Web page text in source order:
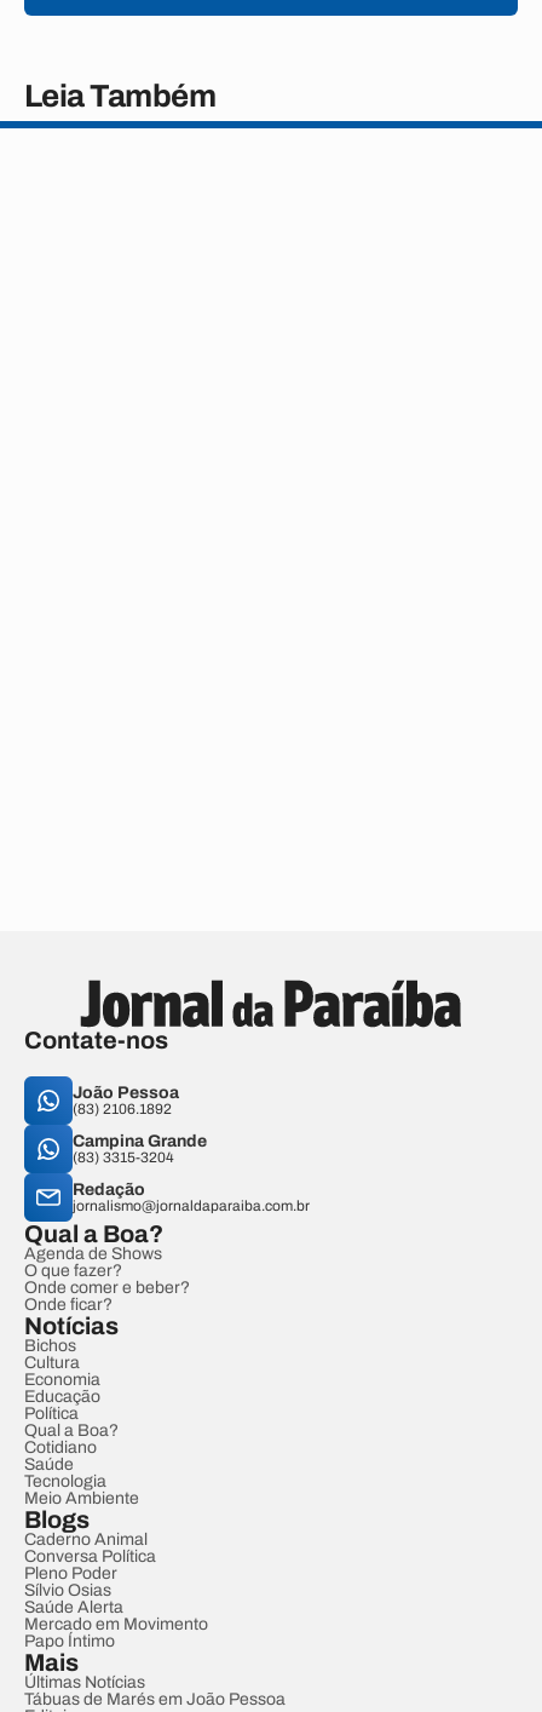
Leia Também
Contate-nos
João Pessoa
(83) 2106.1892
Campina Grande
(83) 3315-3204
Redação
jornalismo@jornaldaparaiba.com.br
Qual a Boa?
Agenda de Shows
O que fazer?
Onde comer e beber?
Onde ficar?
Notícias
Bichos
Cultura
Economia
Educação
Política
Qual a Boa?
Cotidiano
Saúde
Tecnologia
Meio Ambiente
Blogs
Caderno Animal
Conversa Política
Pleno Poder
Sílvio Osias
Saúde Alerta
Mercado em Movimento
Papo Íntimo
Mais
Últimas Notícias
Tábuas de Marés em João Pessoa